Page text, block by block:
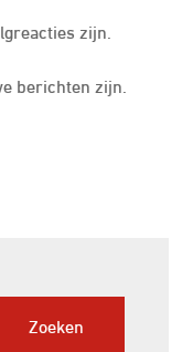
zijn.
berichten zijn.
Zoeken